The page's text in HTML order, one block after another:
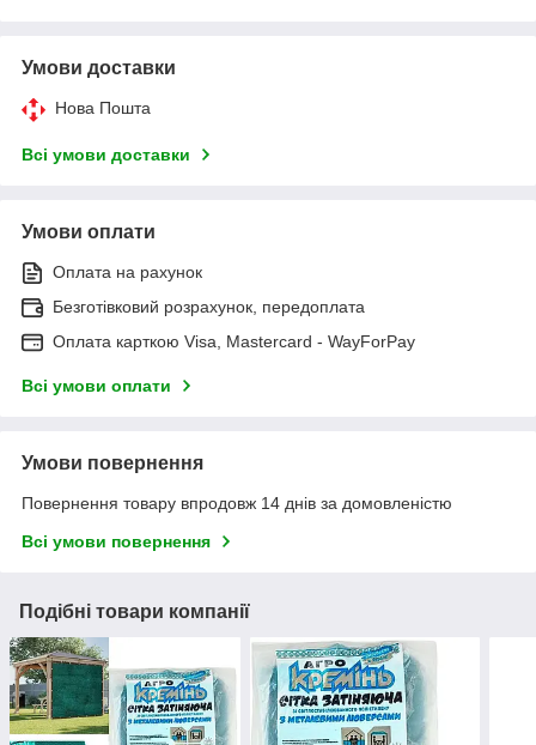
Умови доставки
Нова Пошта
Всі умови доставки
Умови оплати
Оплата на рахунок
Безготівковий розрахунок, передоплата
Оплата карткою Visa, Mastercard - WayForPay
Всі умови оплати
Умови повернення
Повернення товару впродовж 14 днів за домовленістю
Всі умови повернення
Подібні товари компанії